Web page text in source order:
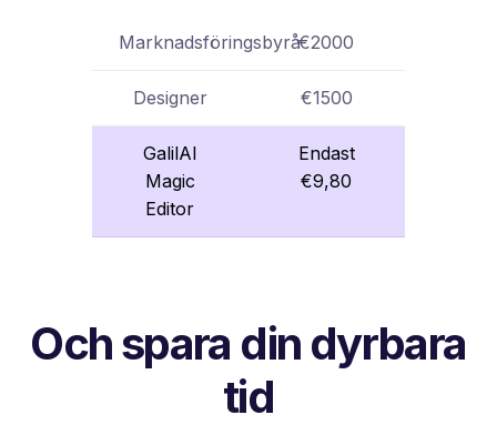
Marknadsföringsbyrå€2000
Designer €1500
GalilAI
Magic
Editor
Endast
€9,80
Och spara din dyrbara
tid